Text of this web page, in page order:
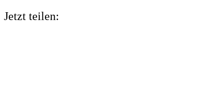
Jetzt teilen: